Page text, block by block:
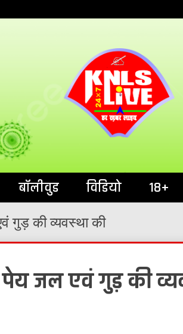
बॉलीवुड विडियो 18+
गुड़ की व्यवस्था की
पेय जल एवं गुड़ की